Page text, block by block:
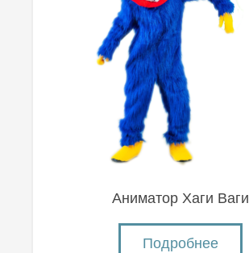
Аниматор Хаги Ваги
Подробнее